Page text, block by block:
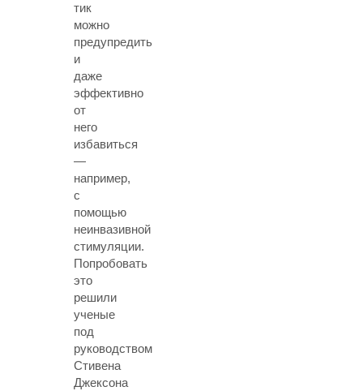
тик
можно
предупредить
и
даже
эффективно
от
него
избавиться
—
например,
с
помощью
неинвазивной
стимуляции.
Попробовать
это
решили
ученые
под
руководством
Стивена
Джексона